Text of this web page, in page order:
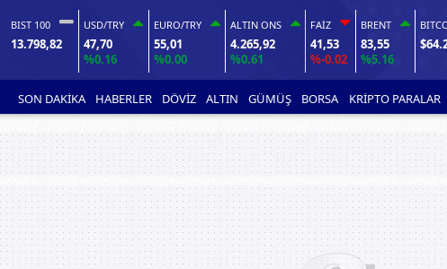
BIST 100
13.798,82
USD/TRY
47,70
%0.16
EURO/TRY
55,01
%0.00
ALTIN ONS
4.265,92
%0.61
FAİZ
41,53
%-0.02
BRENT
83,55
%5.16
SON DAKİKA HABERLER DÖVİZ ALTIN GÜMÜŞ BORSA KRİPTO PARALAR